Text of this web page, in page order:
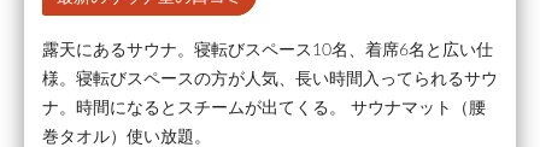
露天にあるサウナ。寝転びスペース10名、着席6名と広い仕
様。寝転びスペースの方が人気、長い時間入ってられるサウ
ナ。時間になるとスチームが出てくる。 サウナマット（腰
巻タオル）使い放題。